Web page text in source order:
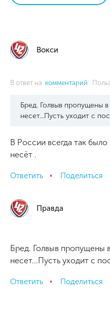
Вокси
В ответ на комментарий
Бред. Голвыв пропущены
несет...Пусть уходит с
В России всегда так
несёт .
Ответить Поделиться
Правда
Бред. Голвыв пропущены
несет...Пусть уходит с
Ответить Поделиться